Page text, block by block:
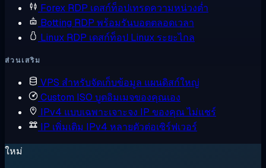
Forex RDP เดสก์ท็อปเทรดความหน่วงต่ำ
Botting RDP พร้อมรันบอตตลอดเวลา
Linux RDP เดสก์ท็อป Linux ระยะไกล
ส่วนเสริม
VPS สำหรับจัดเก็บข้อมูล แผนดิสก์ใหญ่
Custom ISO บูตอิมเมจของคุณเอง
IPv4 แบบเฉพาะเจาะจง IP ของคุณ ไม่แชร์
IP เพิ่มเติม IPv4 หลายตัวต่อเซิร์ฟเวอร์
ใหม่